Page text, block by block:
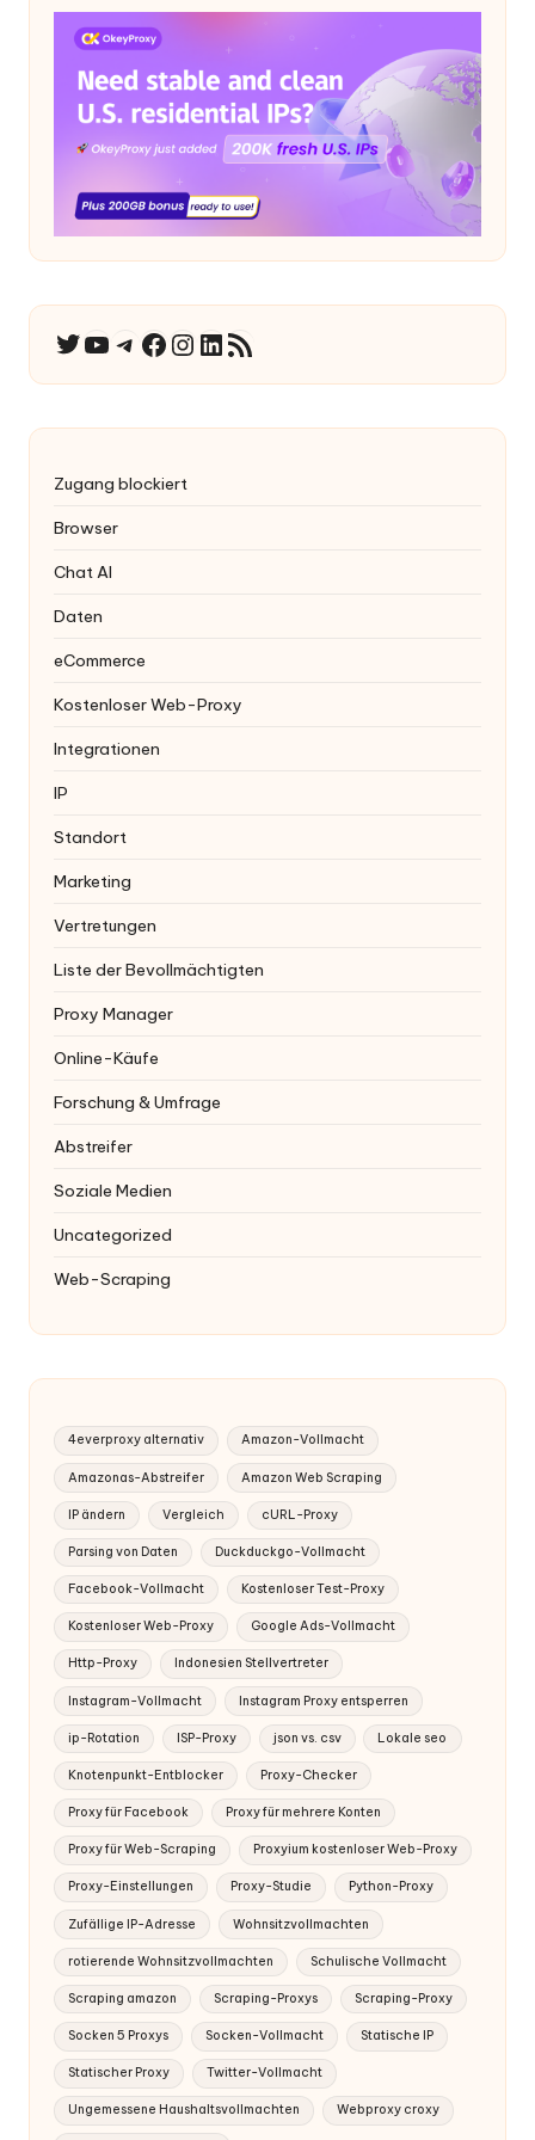
Twitter
YouTube
Telegramm
Facebook
Instagram
LinkedIn
RSS-Feed
Zugang blockiert
Browser
Chat AI
Daten
eCommerce
Kostenloser Web-Proxy
Integrationen
IP
Standort
Marketing
Vertretungen
Liste der Bevollmächtigten
Proxy Manager
Online-Käufe
Forschung & Umfrage
Abstreifer
Soziale Medien
Uncategorized
Web-Scraping
4everproxy alternativ Amazon-Vollmacht
Amazonas-Abstreifer Amazon Web Scraping
IP ändern Vergleich cURL-Proxy
Parsing von Daten Duckduckgo-Vollmacht
Facebook-Vollmacht Kostenloser Test-Proxy
Kostenloser Web-Proxy Google Ads-Vollmacht
Http-Proxy Indonesien Stellvertreter
Instagram-Vollmacht Instagram Proxy entsperren
ip-Rotation ISP-Proxy json vs. csv Lokale seo
Knotenpunkt-Entblocker Proxy-Checker
Proxy für Facebook Proxy für mehrere Konten
Proxy für Web-Scraping Proxyium kostenloser Web-Proxy
Proxy-Einstellungen Proxy-Studie Python-Proxy
Zufällige IP-Adresse Wohnsitzvollmachten
rotierende Wohnsitzvollmachten Schulische Vollmacht
Scraping amazon Scraping-Proxys Scraping-Proxy
Socken 5 Proxys Socken-Vollmacht Statische IP
Statischer Proxy Twitter-Vollmacht
Ungemessene Haushaltsvollmachten Webproxy croxy